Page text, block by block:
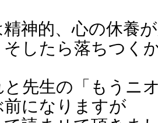
精神的、心の休養
そしたら落ちつく
と先生の「もうニ
前になりますが